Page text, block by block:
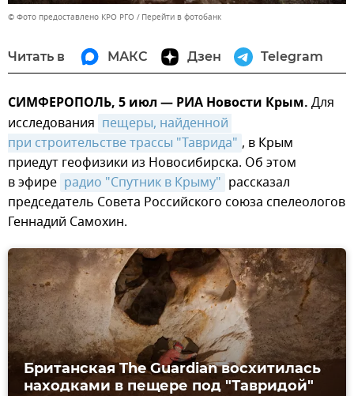
© Фото предоставлено КРО РГО Перейти в фотобанк
Читать в МАКС Дзен Telegram
СИМФЕРОПОЛЬ, 5 июл — РИА Новости Крым. Для
исследования пещеры, найденной
при строительстве трассы "Таврида" , в Крым
приедут геофизики из Новосибирска. Об этом
в эфире радио "Спутник в Крыму" рассказал
председатель Совета Российского союза спелеологов
Геннадий Самохин.
Британская The Guardian восхитилась
находками в пещере под "Тавридой"